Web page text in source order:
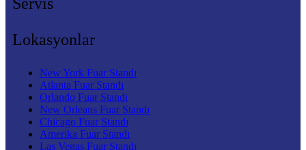
Lokasyonlar
New York Fuar Standı
Atlanta Fuar Standı
Orlando Fuar Standı
New Orleans Fuar Standı
Chicago Fuar Standı
Amerika Fuar Standı
Las Vegas Fuar Standı